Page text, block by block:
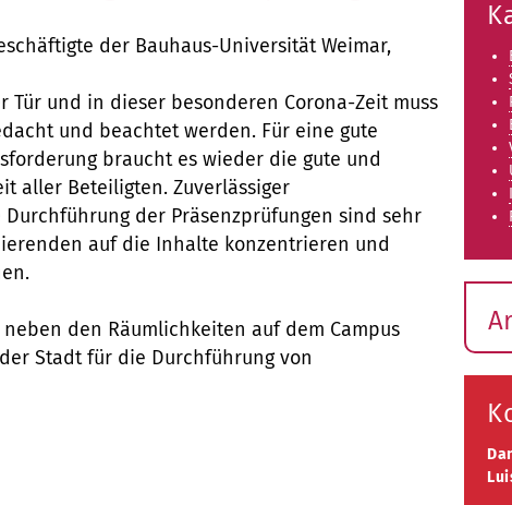
der Bauhaus-Universität Weimar,
Tür und in dieser besonderen Corona-Zeit muss
und beachtet werden. Für eine gute
braucht es wieder die gute und
aller Beteiligten. Zuverlässiger
der Präsenzprüfungen sind sehr
auf die Inhalte konzentrieren und
den Räumlichkeiten auf dem Campus
Stadt für die Durchführung von